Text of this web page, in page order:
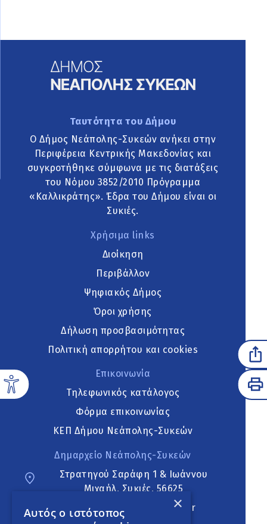
Ταυτότητα του Δήμου
Ο Δήμος Νεάπολης-Συκεών ανήκει στην
Περιφέρεια Κεντρικής Μακεδονίας και
συγκροτήθηκε σύμφωνα με τις διατάξεις
του Νόμου 3852/2010 Πρόγραμμα
«Καλλικράτης». Έδρα του Δήμου είναι οι
Συκιές.
Χρήσιμα links
Διοίκηση
Περιβάλλον
Ψηφιακός Δήμος
Όροι χρήσης
Δήλωση προσβασιμότητας
Πολιτική απορρήτου και cookies
Επικοινωνία
Τηλεφωνικός κατάλογος
Φόρμα επικοινωνίας
ΚΕΠ Δήμου Νεάπολης-Συκεών
Δημαρχείο Νεάπολης-Συκεών
Στρατηγού Σαράφη 1 & Ιωάννου
Μιχαήλ, Συκιές, 56625
neapoli.sykies@ddt.gov.gr
×
Αυτός ο ιστότοπος